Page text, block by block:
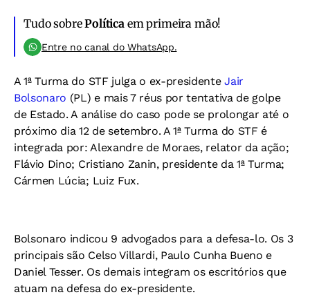
Tudo sobrePolítica em primeira mão!
Entre no canal do WhatsApp.
A 1ª Turma do STF julga o ex-presidenteJair
Bolsonaro (PL) e mais 7 réus por tentativa de golpe
de Estado. A análise do caso pode se prolongar até o
próximo dia 12 de setembro. A 1ª Turma do STF é
integrada por: Alexandre de Moraes, relator da ação;
Flávio Dino; Cristiano Zanin, presidente da 1ª Turma;
Cármen Lúcia; Luiz Fux.
Bolsonaro indicou 9 advogados para a defesa-lo. Os 3
principais são Celso Villardi, Paulo Cunha Bueno e
Daniel Tesser. Os demais integram os escritórios que
atuam na defesa do ex-presidente.